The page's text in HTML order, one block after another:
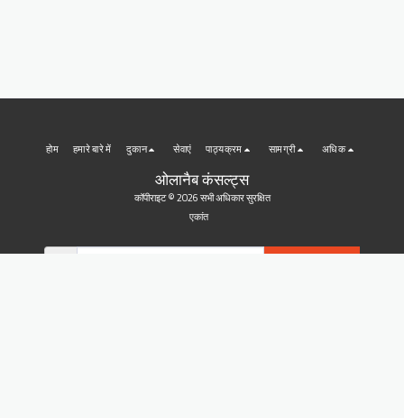
ओलानैब कंसल्ट्स
कॉपीराइट © 2026 सभी अधिकार सुरक्षित
एकांत
होम हमारे बारे में दुकान सेवाएं पाठ्यक्रम सामग्री अधिक